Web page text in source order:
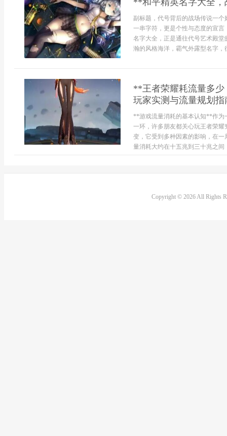
**和平精英名字大全
副标题，代号背后的战场传说一
一串字符，更是个性与态度的宣
名字大全，正是通往代号艺术殿
瀚的风格海洋，霸气外露型名字，
**王者荣耀耗流量多
玩家实测与流量规划
**游戏流量消耗的基本认知**作为
一环，许多朋友都关心玩王者荣
变，它受到多种因素的影响，在
量消耗大约在十五兆到三十兆之间
Copyright © 2026 All Rights